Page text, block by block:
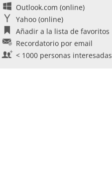
Outlook.com (online)
Yahoo (online)
Añadir a la lista de favoritos
Recordatorio por email
< 1000 personas interesadas